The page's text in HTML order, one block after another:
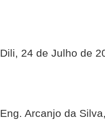
Dili, 24 de Julho de
Eng. Arcanjo da